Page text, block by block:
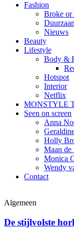
Fashion
Broke or
Nieuws
Beauty
Lifestyle
Body &
Hotspot
Interior
Netflix
MONSTYLE
Seen on screen
Anna
Holly
Maan de
Monica
Wendy
Contact
Algemeen
De stijlvolste